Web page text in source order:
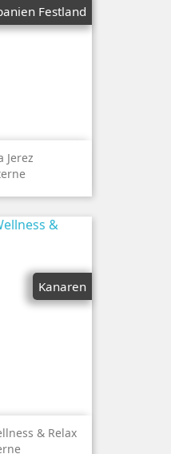
Festland
Jerez
Kanaren
& Relax